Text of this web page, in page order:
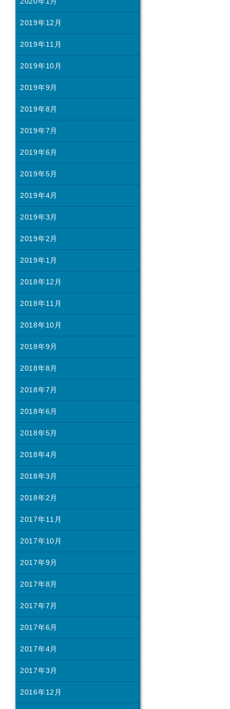
2019年12月
2019年11月
2019年10月
2019年9月
2019年8月
2019年7月
2019年6月
2019年5月
2019年4月
2019年3月
2019年2月
2019年1月
2018年12月
2018年11月
2018年10月
2018年9月
2018年8月
2018年7月
2018年6月
2018年5月
2018年4月
2018年3月
2018年2月
2017年11月
2017年10月
2017年9月
2017年8月
2017年7月
2017年6月
2017年4月
2017年3月
2016年12月